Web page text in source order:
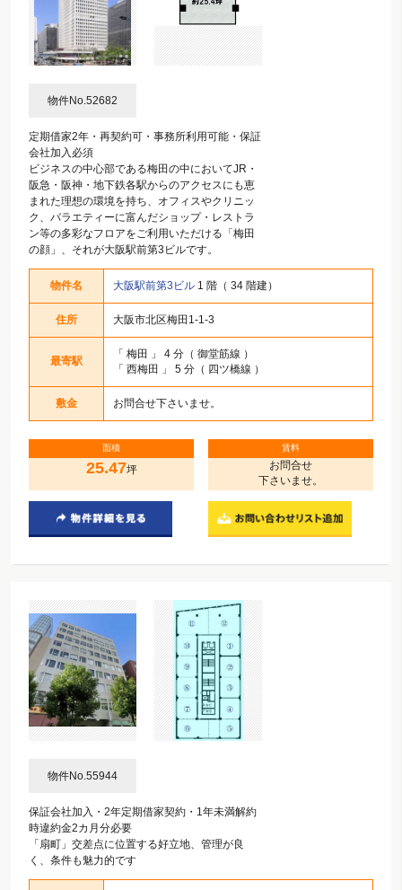
物件No.52682
定期借家2年・再契約可・事務所利用可能・保証
会社加入必須
ビジネスの中心部である梅田の中においてJR・
阪急・阪神・地下鉄各駅からのアクセスにも恵
まれた理想の環境を持ち、オフィスやクリニッ
ク、バラエティーに富んだショップ・レストラ
ン等の多彩なフロアをご利用いただける「梅田
の顔」、それが大阪駅前第3ビルです。
物件名 大阪駅前第3ビル 1 階（ 34 階建）
住所 大阪市北区梅田1-1-3
最寄駅
「 梅田
」 4 分（ 御堂筋線 ）
「 西梅田 」 5 分（ 四ツ橋線 ）
敷金 お問合せ下さいませ。
面積
25.47坪
賃料
お問合せ
下さいませ。
物件No.55944
保証会社加入・2年定期借家契約・1年未満解約
時違約金2カ月分必要
「扇町」交差点に位置する好立地、管理が良
く、条件も魅力的です